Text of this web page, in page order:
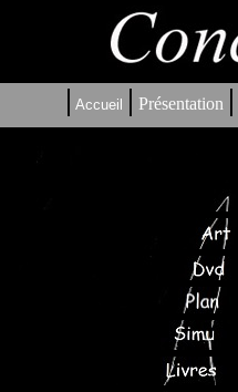
| Accueil | Présentation |